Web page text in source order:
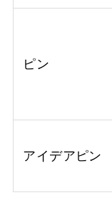
ピン
アイデアピン